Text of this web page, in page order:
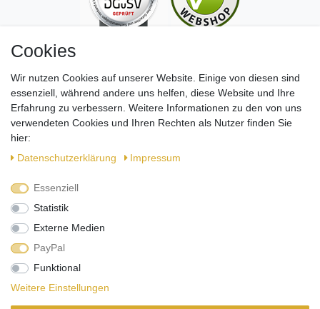
Cookies
Wir nutzen Cookies auf unserer Website. Einige von diesen sind
essenziell, während andere uns helfen, diese Website und Ihre
Erfahrung zu verbessern. Weitere Informationen zu den von uns
verwendeten Cookies und Ihren Rechten als Nutzer finden Sie
hier:
Daten­schutz­erklärung
Impressum
Essenziell
Statistik
Externe Medien
PayPal
Funktional
Weitere Einstellungen